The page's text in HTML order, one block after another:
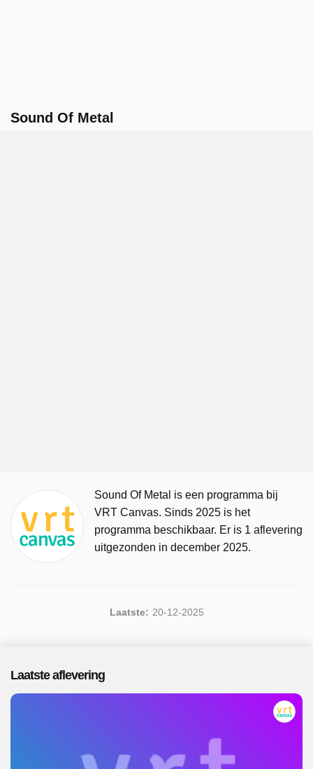
Sound Of Metal
Sound Of Metal is een programma bij
VRT Canvas. Sinds 2025 is het
programma beschikbaar. Er is 1 aflevering
uitgezonden in december 2025.
Laatste: 20-12-2025
Laatste aflevering